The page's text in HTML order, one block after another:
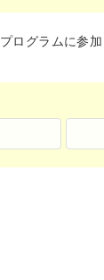
ログラムに参加